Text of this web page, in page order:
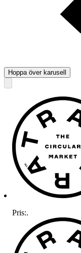
Hoppa över karusell
Pris:.